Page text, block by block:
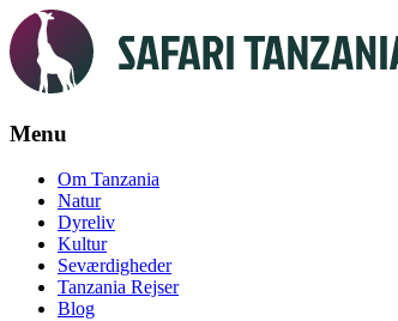
Menu
Skip
content
Om Tanzania
Natur
Dyreliv
Kultur
Seværdigheder
Tanzania Rejser
Blog